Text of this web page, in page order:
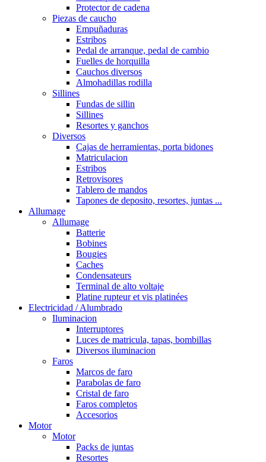
Protector de cadena
Piezas de caucho
Empuñaduras
Estribos
Pedal de arranque, pedal de cambio
Fuelles de horquilla
Cauchos diversos
Almohadillas rodilla
Sillines
Fundas de sillin
Sillines
Resortes y ganchos
Diversos
Cajas de herramientas, porta bidones
Matriculacion
Estribos
Retrovisores
Tablero de mandos
Tapones de deposito, resortes, juntas ...
Allumage
Allumage
Batterie
Bobines
Bougies
Caches
Condensateurs
Terminal de alto voltaje
Platine rupteur et vis platinées
Electricidad / Alumbrado
Iluminacion
Interruptores
Luces de matricula, tapas, bombillas
Diversos iluminacion
Faros
Marcos de faro
Parabolas de faro
Cristal de faro
Faros completos
Accesorios
Motor
Motor
Packs de juntas
Resortes